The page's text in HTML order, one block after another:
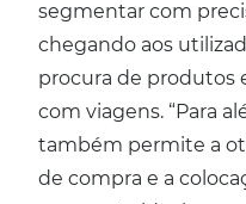
segmentar com
chegando aos
procura de produtos
com viagens. “Para
também permite a
de compra e a